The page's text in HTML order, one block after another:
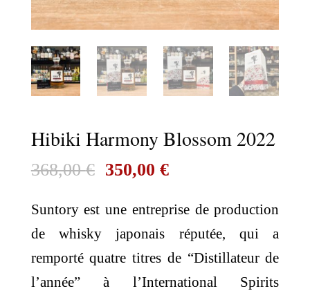
Hibiki Harmony Blossom 2022
368,00€ Le
initial
était :
368,00 €.
350,00 €Le
actuel
est :
350,00 €.
Suntory est une entreprise de production
de whisky japonais réputée, qui a
remporté quatre titres de “Distillateur de
l’année” à l’International Spirits